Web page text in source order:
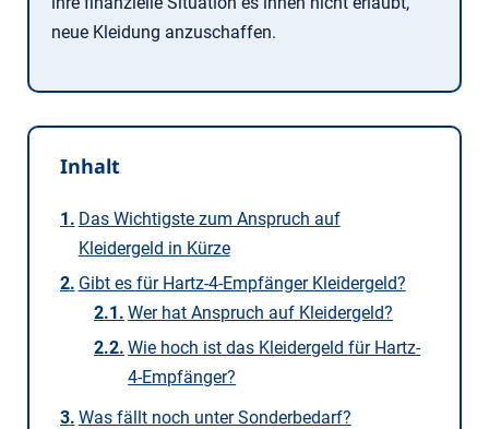
neue Kleidung anzuschaffen.
Inhalt
Das Wichtigste zum Anspruch auf
Kleidergeld in Kürze
Gibt es für Hartz-4-Empfänger Kleidergeld?
Wer hat Anspruch auf Kleidergeld?
Wie hoch ist das Kleidergeld für Hartz-
4-Empfänger?
Was fällt noch unter Sonderbedarf?